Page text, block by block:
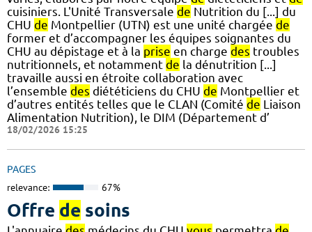
cuisiniers. L'Unité Transversale de Nutrition du [...] du
CHU de Montpellier (UTN) est une unité chargée de
former et d’accompagner les équipes soignantes du
CHU au dépistage et à la prise en charge des troubles
nutritionnels, et notamment de la dénutrition [...]
travaille aussi en étroite collaboration avec
l’ensemble des diététiciens du CHU de Montpellier et
d’autres entités telles que le CLAN (Comité de Liaison
Alimentation Nutrition), le DIM (Département d’
18/02/2026 15:25
PAGES
relevance: 67%
Offre de soins